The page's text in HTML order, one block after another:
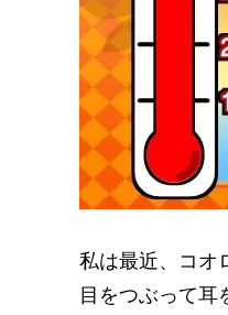
私は最近、コオ
目をつぶって耳